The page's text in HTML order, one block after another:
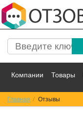
Компании Товары
Спорт Фильмы
Главная Отзывы